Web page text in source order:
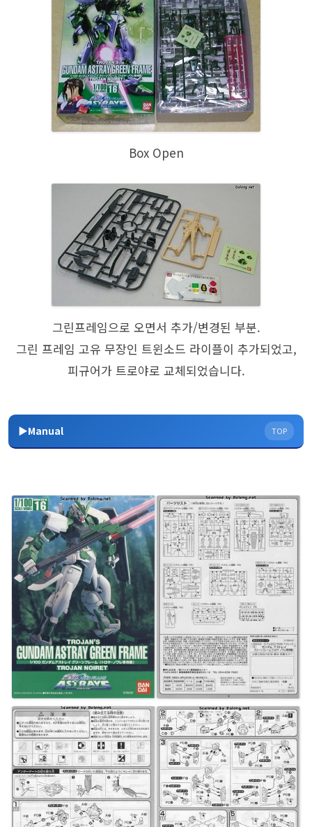
Box Open
그린프레임으로 오면서 추가/변경된 부분.
그린 프레임 고유 무장인 트윈소드 라이플이 추가되었고,
피규어가 트로야로 교체되었습니다.
▶Manual TOP